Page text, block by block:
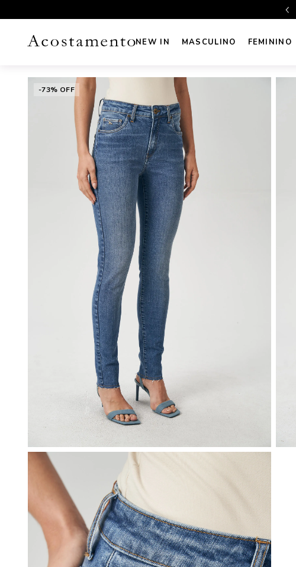
NEW IN MASCULINO FEMININO
-73% OFF